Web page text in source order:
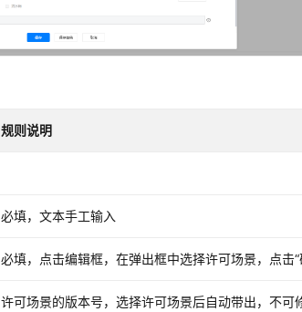
规则说明
必填，文本手工输入
必填，点击编辑框，在弹出框中选择许可场景，点击
许可场景的版本号，选择许可场景后自动带出，不可